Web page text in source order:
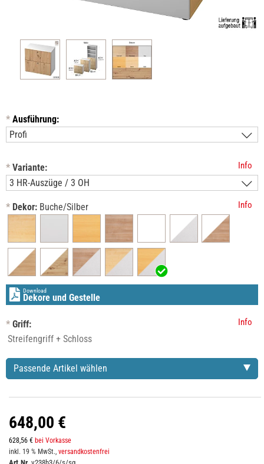
* Ausführung:
* Variante: Info
* Dekor: Buche/Silber Info
Download
Dekore und Gestelle
* Griff: Info
Passende Artikel wählen
648,00 €
628,56 € bei Vorkasse
inkl. 19 % MwSt., versandkostenfrei